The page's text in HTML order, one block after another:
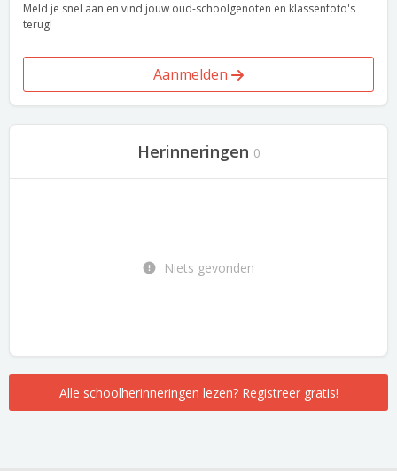
Meld je snel aan en vind jouw oud-schoolgenoten en klassenfoto's
terug!
Aanmelden
Herinneringen 0
Niets gevonden
Alle schoolherinneringen lezen? Registreer gratis!